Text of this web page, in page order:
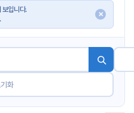
보입니다.
✕
화